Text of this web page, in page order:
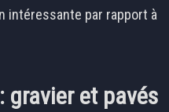
intéressante par rapport à
gravier et pavés